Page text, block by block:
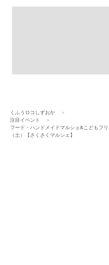
くふうロコしずおか
注目イベント
フード・ハンドメイドマルシェ&こどもフ
（土）【さくさくマルシェ】